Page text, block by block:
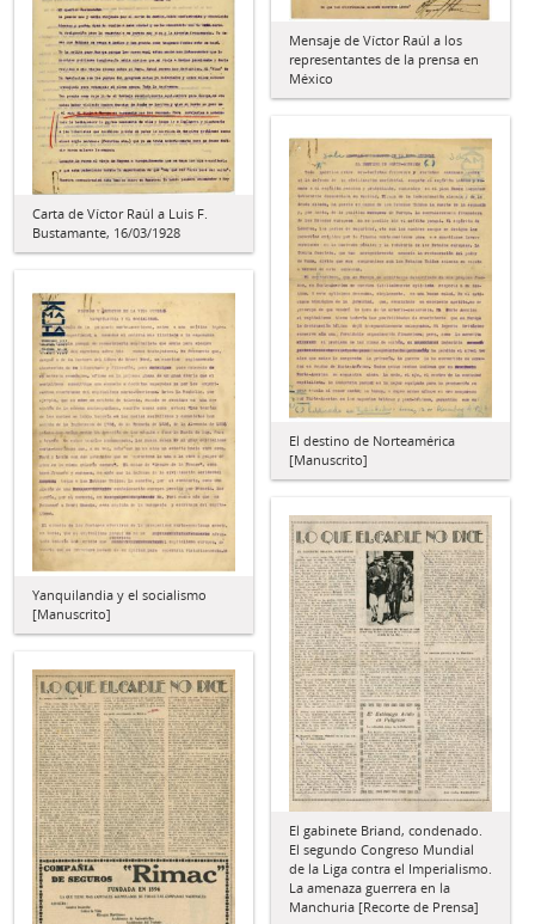
Mensaje de Víctor Raúl a los
representantes de la prensa en
México
Carta de Víctor Raúl a Luis F.
Bustamante, 16/03/1928
El destino de Norteamérica
[Manuscrito]
Yanquilandia y el socialismo
[Manuscrito]
El gabinete Briand, condenado.
El segundo Congreso Mundial
de la Liga contra el Imperialismo.
La amenaza guerrera en la
Manchuria [Recorte de Prensa]